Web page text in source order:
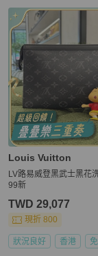
Louis Vuitton
LV路易威登黑武士黑花
99新
TWD 29,077
現折 800
狀況良好 香港